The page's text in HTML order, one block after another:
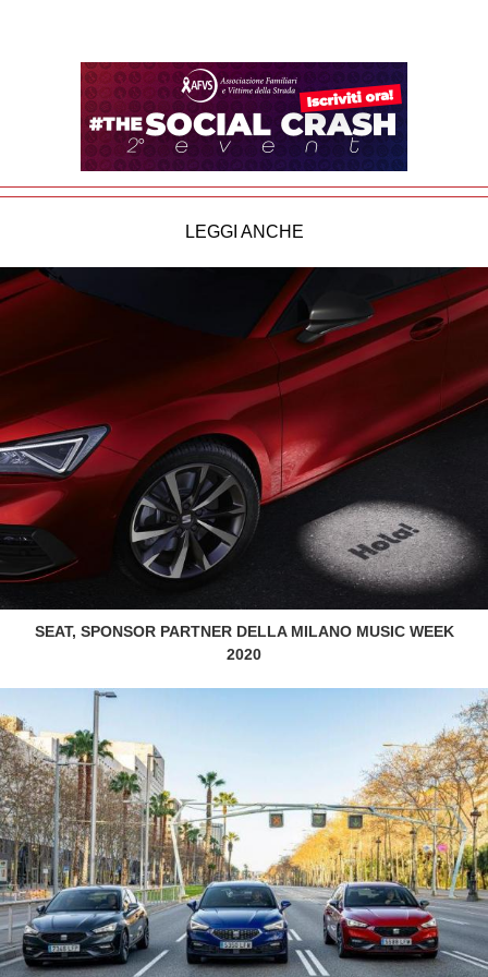
LEGGI ANCHE
SEAT, SPONSOR PARTNER DELLA MILANO MUSIC WEEK
2020